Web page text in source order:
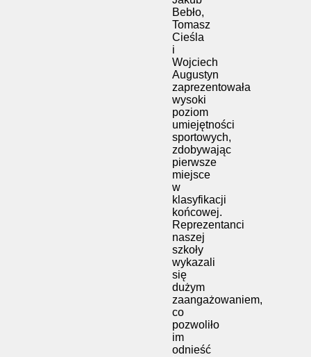
Bebło,
Tomasz
Cieśla
i
Wojciech
Augustyn
zaprezentowała
wysoki
poziom
umiejętności
sportowych,
zdobywając
pierwsze
miejsce
w
klasyfikacji
końcowej.
Reprezentanci
naszej
szkoły
wykazali
się
dużym
zaangażowaniem,
co
pozwoliło
im
odnieść